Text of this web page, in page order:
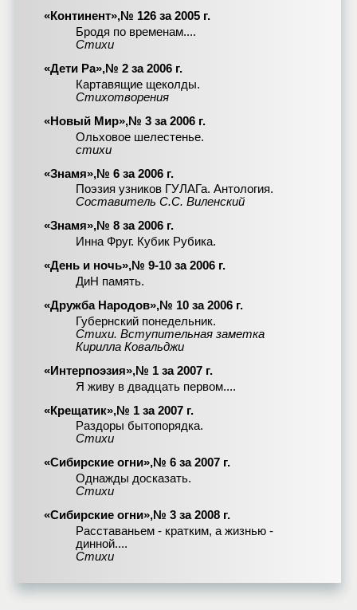
«Континент»,№ 126 за 2005 г.
Бродя по временам....
Стихи
«Дети Ра»,№ 2 за 2006 г.
Картавящие щеколды.
Стихотворения
«Новый Мир»,№ 3 за 2006 г.
Ольховое шелестенье.
стихи
«Знамя»,№ 6 за 2006 г.
Поэзия узников ГУЛАГа. Антология.
Составитель С.С. Виленский
«Знамя»,№ 8 за 2006 г.
Инна Фруг. Кубик Рубика.
«День и ночь»,№ 9-10 за 2006 г.
ДиН память.
«Дружба Народов»,№ 10 за 2006 г.
Губернский понедельник.
Стихи. Вступительная заметка
Кирилла Ковальджи
«Интерпоэзия»,№ 1 за 2007 г.
Я живу в двадцать первом....
«Крещатик»,№ 1 за 2007 г.
Раздоры бытопорядка.
Стихи
«Сибирские огни»,№ 6 за 2007 г.
Однажды досказать.
Стихи
«Сибирские огни»,№ 3 за 2008 г.
Расставаньем - кратким, а жизнью -
динной....
Стихи